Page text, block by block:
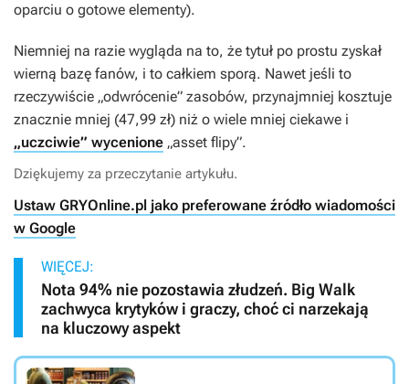
oparciu o gotowe elementy).
Niemniej na razie wygląda na to, że tytuł po prostu zyskał
wierną bazę fanów, i to całkiem sporą. Nawet jeśli to
rzeczywiście „odwrócenie” zasobów, przynajmniej kosztuje
znacznie mniej (47,99 zł) niż o wiele mniej ciekawe i
„uczciwie” wycenione „asset flipy”.
Dziękujemy za przeczytanie artykułu.
Ustaw GRYOnline.pl jako preferowane źródło wiadomości
w Google
WIĘCEJ:
Nota 94% nie pozostawia złudzeń. Big Walk
zachwyca krytyków i graczy, choć ci narzekają
na kluczowy aspekt